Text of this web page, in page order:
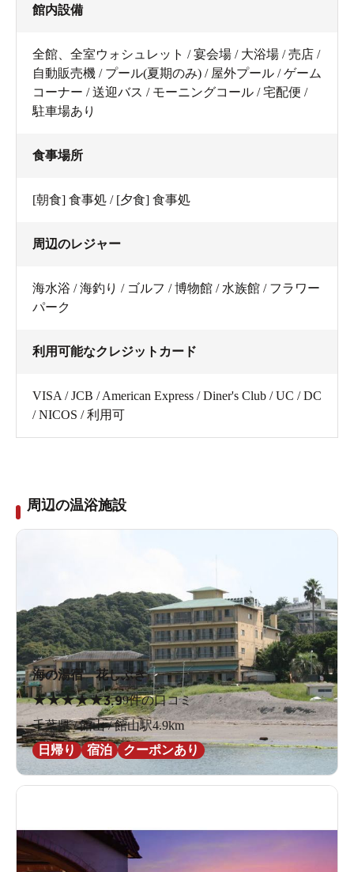
館内設備
全館、全室ウォシュレット / 宴会場 / 大浴場 / 売店 /
自動販売機 / プール(夏期のみ) / 屋外プール / ゲーム
コーナー / 送迎バス / モーニングコール / 宅配便 /
駐車場あり
食事場所
[朝食] 食事処 / [夕食] 食事処
周辺のレジャー
海水浴 / 海釣り / ゴルフ / 博物館 / 水族館 / フラワー
パーク
利用可能なクレジットカード
VISA / JCB / American Express / Diner's Club / UC / DC
/ NICOS / 利用可
周辺の温浴施設
海の湯宿 花しぶき
★★★★★3.99件の口コミ
千葉県 / 館山 / 館山駅4.9km
日帰り
宿泊 クーポンあり